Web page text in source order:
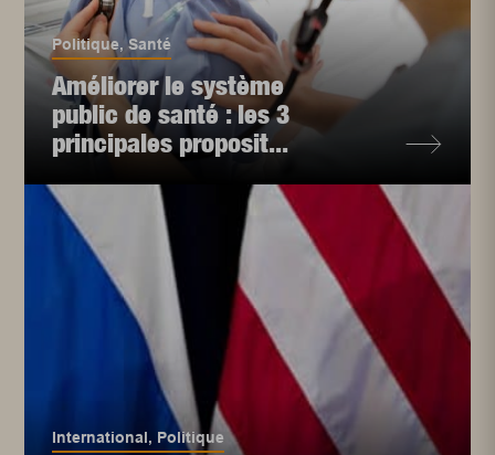
Politique,Santé
Améliorer le système
public de santé : les 3
principales proposit...
International, Politique